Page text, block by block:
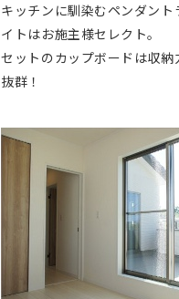
キッチンに馴染むペンダント
イトはお施主様セレクト。
セットのカップボードは収納
抜群！